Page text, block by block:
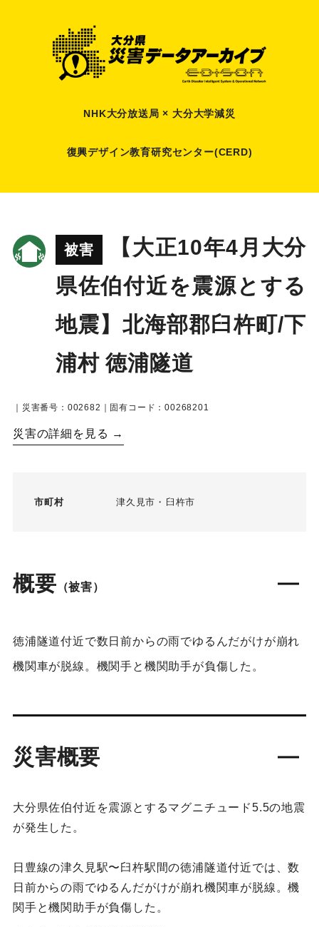
NHK大分放送局 × 大分大学減災
復興デザイン教育研究センター(CERD)
被害
【大正10年4月大分
県佐伯付近を震源とする
地震】北海部郡臼杵町/下
浦村 徳浦隧道
｜災害番号：002682｜固有コード：00268201
災害の詳細を見る →
市町村 津久見市 臼杵市
概要 （被害）
徳浦隧道付近で数日前からの雨でゆるんだがけが崩れ
機関車が脱線。機関手と機関助手が負傷した。
災害概要
大分県佐伯付近を震源とするマグニチュード5.5の地震
が発生した。
日豊線の津久見駅〜臼杵駅間の徳浦隧道付近では、数
日前からの雨でゆるんだがけが崩れ機関車が脱線。機
関手と機関助手が負傷した。